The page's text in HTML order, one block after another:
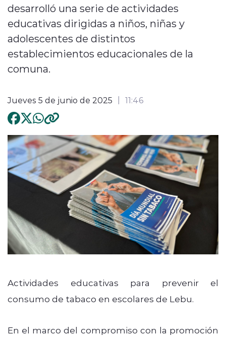
desarrolló una serie de actividades
educativas dirigidas a niños, niñas y
adolescentes de distintos
establecimientos educacionales de la
comuna.
Jueves 5 de junio de 2025 11:46
Actividades educativas para prevenir el
consumo de tabaco en escolares de Lebu.
En el marco del compromiso con la promoción